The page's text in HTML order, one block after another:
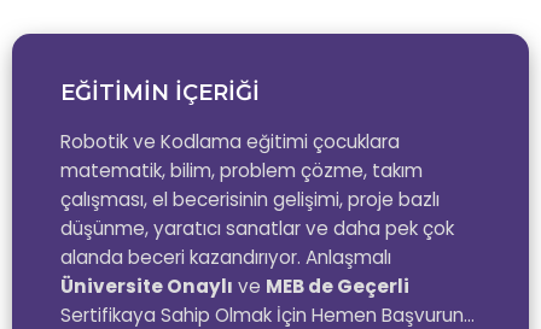
EĞİTİMİN İÇERİĞİ
Robotik ve Kodlama eğitimi çocuklara
matematik, bilim, problem çözme, takım
çalışması, el becerisinin gelişimi, proje bazlı
düşünme, yaratıcı sanatlar ve daha pek çok
alanda beceri kazandırıyor. Anlaşmalı
Üniversite Onaylı ve MEB de Geçerli
Sertifikaya Sahip Olmak İçin Hemen Başvurun…